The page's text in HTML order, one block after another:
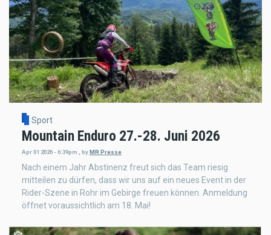
Sport
Mountain Enduro 27.-28. Juni 2026
Apr 01 2026 - 6:39pm byMR Presse
Nach einem Jahr Abstinenz freut sich das Team riesig
mitteilen zu dürfen, dass wir uns auf ein neues Event in der
Rider-Szene in Rohr im Gebirge freuen können. Anmeldung
öffnet voraussichtlich am 18. Mai!